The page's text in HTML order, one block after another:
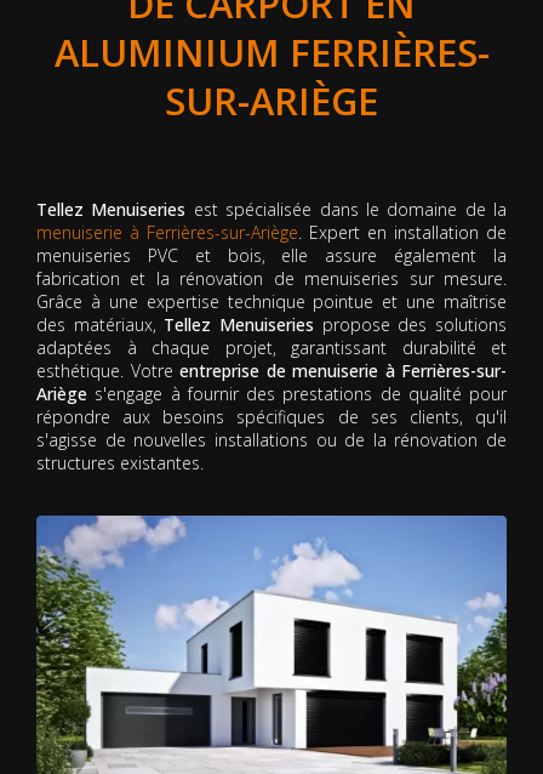
ALUMINIUM FERRIÈRES-
SUR-ARIÈGE
Tellez Menuiseries est spécialisée dans le domaine de la
menuiserie à Ferrières-sur-Ariège. Expert en installation de
menuiseries PVC et bois, elle assure également la
fabrication et la rénovation de menuiseries sur mesure.
Grâce à une expertise technique pointue et une maîtrise
des matériaux, Tellez Menuiseries propose des solutions
adaptées à chaque projet, garantissant durabilité et
esthétique. Votre entreprise de menuiserie à Ferrières-sur-
Ariège s'engage à fournir des prestations de qualité pour
répondre aux besoins spécifiques de ses clients, qu'il
s'agisse de nouvelles installations ou de la rénovation de
structures existantes.